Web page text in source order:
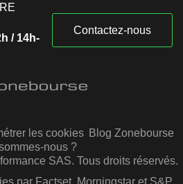
/ 14h-
Contactez-nous
les cookies Blog Zonebourse
nous ?
SAS. Tous droits réservés.